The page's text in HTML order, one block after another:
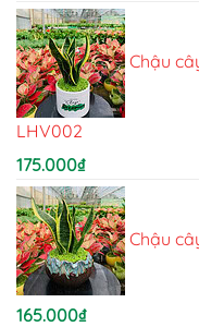
Chậu
LHV002
175.000₫
Chậu
165.000₫